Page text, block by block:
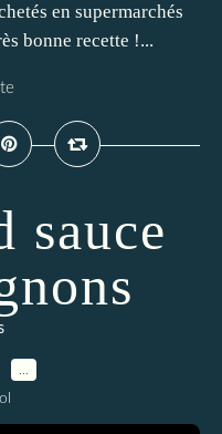
en supermarchés
bonne recette !...
sauce